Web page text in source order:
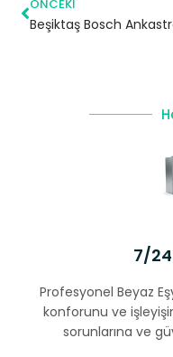
ÖNCEKI
7/
Profesyonel Beyaz
konforunu ve
sorunlarına ve